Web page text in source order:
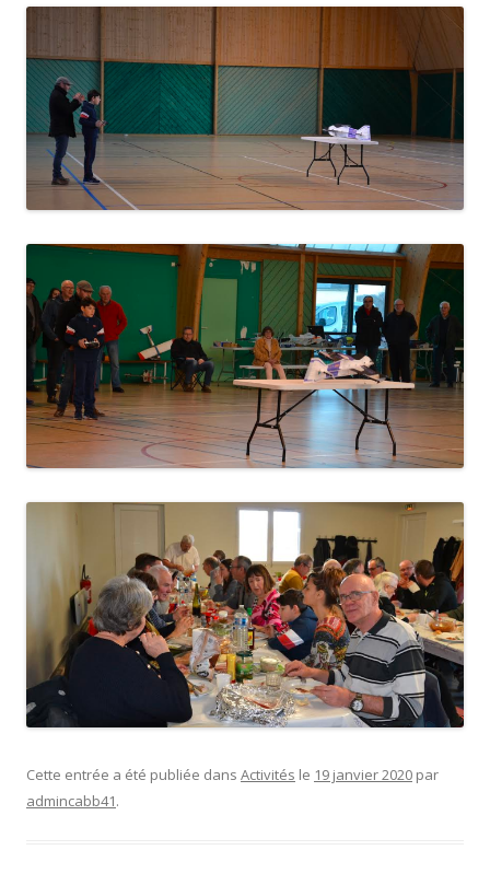
Cette entrée a été publiée dans Activités le 19 janvier 2020 par
admincabb41.